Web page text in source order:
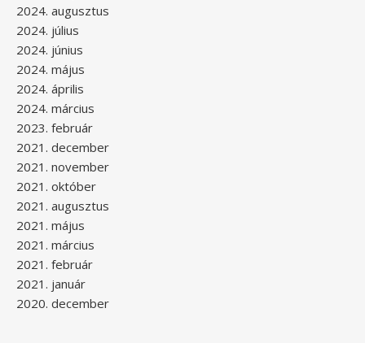
2024. augusztus
2024. július
2024. június
2024. május
2024. április
2024. március
2023. február
2021. december
2021. november
2021. október
2021. augusztus
2021. május
2021. március
2021. február
2021. január
2020. december